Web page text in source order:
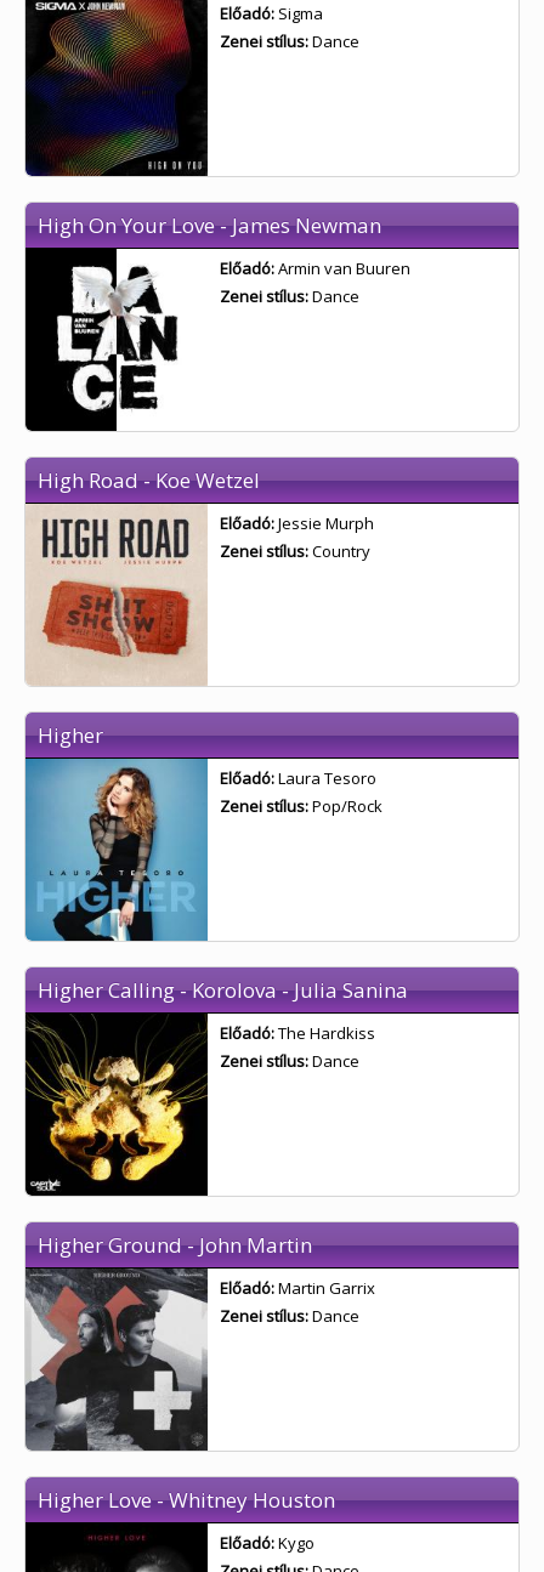
Előadó: Sigma
Zenei stílus:Dance
High On Your Love - James Newman
Előadó:Armin van Buuren
Zenei stílus:Dance
High Road - Koe Wetzel
Előadó:Jessie Murph
Zenei stílus:Country
Higher
Előadó:Laura Tesoro
Zenei stílus:Pop/Rock
Higher Calling - Korolova - Julia Sanina
Előadó:The Hardkiss
Zenei stílus:Dance
Higher Ground - John Martin
Előadó:Martin Garrix
Zenei stílus:Dance
Higher Love - Whitney Houston
Előadó:Kygo